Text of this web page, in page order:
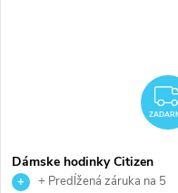
Dámske hodinky Citizen
EM0411-71A
+ Predĺžená záruka na 5